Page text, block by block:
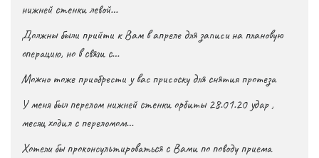
нижней стенки левой…
Должны были прийти к Вам в апреле для записи на плановую
операцию, но в связи с…
Можно тоже приобрести у вас присоску для снятия протеза
У меня был перелом нижней стенки орбиты 28.01.20 удар ,
месяц ходил с переломом…
Хотели бы проконсультироваться с Вами по поводу приема